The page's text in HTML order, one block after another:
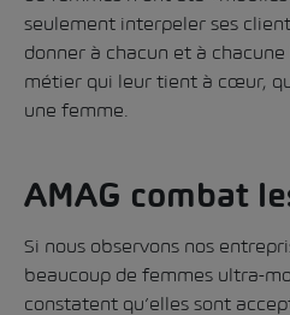
seulement interpeler ses
donner à chacun et à
métier qui leur tient à cœur,
une femme.
AMAG combat
Si nous observons nos
beaucoup de femmes ultra-
constatent qu’elles sont